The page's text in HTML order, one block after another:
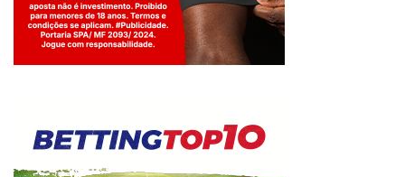
Jogue com responsabilidade. 18+